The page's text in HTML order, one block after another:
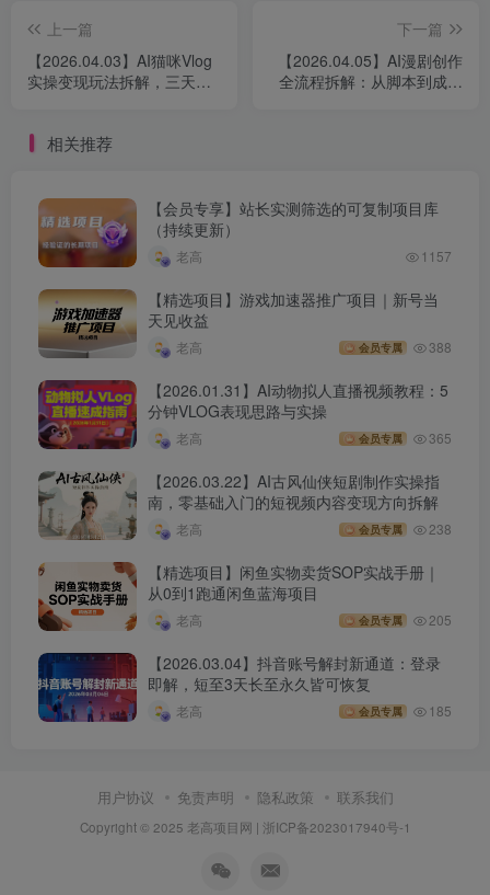
上一篇
【2026.04.03】AI猫咪Vlog
实操变现玩法拆解，三天佣
下一篇
【2026.04.05】AI漫剧创作
全流程拆解：从脚本到成片
相关推荐
【会员专享】站长实测筛选的可复制项目库
（持续更新）
老高 1157
【精选项目】游戏加速器推广项目｜新号当
天见收益
老高 会员专属 388
【2026.01.31】AI动物拟人直播视频教程：5
分钟VLOG表现思路与实操
老高 会员专属 365
【2026.03.22】AI古风仙侠短剧制作实操指
南，零基础入门的短视频内容变现方向拆解
老高 会员专属 238
【精选项目】闲鱼实物卖货SOP实战手册｜
从0到1跑通闲鱼蓝海项目
老高 会员专属 205
【2026.03.04】抖音账号解封新通道：登录
即解，短至3天长至永久皆可恢复
老高 会员专属 185
用户协议 免责声明 隐私政策 联系我们
Copyright © 2025 老高项目网 | 浙ICP备2023017940号-1